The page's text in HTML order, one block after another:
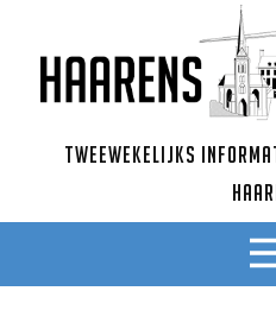
Tweewekelijks